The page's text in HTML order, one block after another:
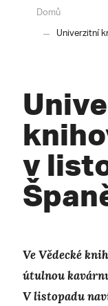
Domů
Univerzitní
v
Ve Vědecké
útulnou
V listopadu